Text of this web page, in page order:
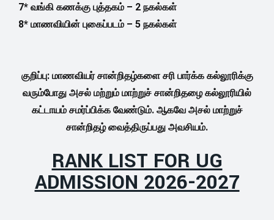
7* வங்கி கணக்கு புத்தகம் – 2 நகல்கள்
8* மாணவியின் புகைப்படம் – 5 நகல்கள்
குறிப்பு: மாணவியர் சான்றிதழ்களை சரி பார்க்க கல்லூரிக்கு
வரும்போது அசல் மற்றும் மாற்றுச் சான்றிதழை கல்லூரியில்
கட்டாயம் சமர்ப்பிக்க வேண்டும். ஆகவே அசல் மாற்றுச்
சான்றிதழ் வைத்திருப்பது அவசியம்.
RANK LIST FOR UG
ADMISSION 2026-2027